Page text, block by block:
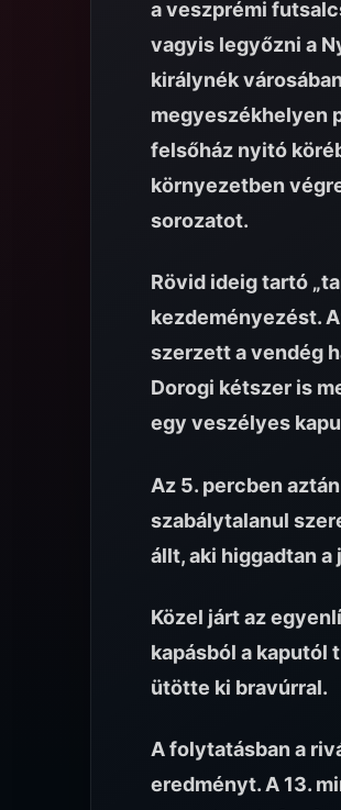
a veszprémi
vagyis legyőzni a
királynék
megyeszékhelyen
felsőház nyitó
környezetben
sorozatot.
Rövid ideig tartó
kezdeményezést.
szerzett a vendég
Dorogi kétszer is
egy veszélyes
Az 5. percben
szabálytalanul
állt, aki higgadtan
Közel járt az
kapásból a kaputól
ütötte ki bravúrral.
A folytatásban a
eredményt. A 13.